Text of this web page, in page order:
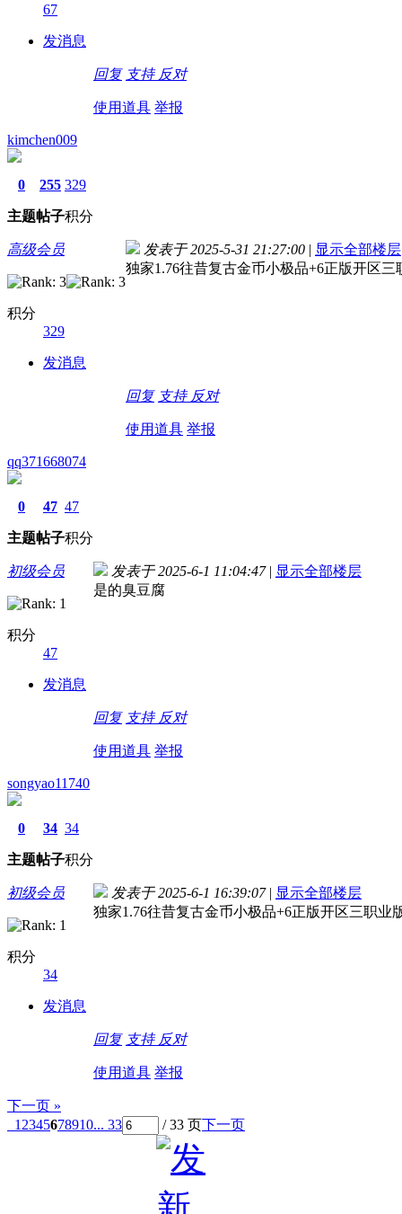
67
发消息
回复 支持 反对
使用道具 举报
kimchen009
0
主题
255
帖子
329
积分
高级会员
积分
329
发消息
发表于 2025-5-31 21:27:00 | 显示全部楼层
独家1.76往昔复古金币小极品+6正版开区三
回复 支持 反对
使用道具 举报
qq371668074
0
主题
47
帖子
47
积分
初级会员
积分
47
发消息
发表于 2025-6-1 11:04:47 | 显示全部楼层
是的臭豆腐
回复 支持 反对
使用道具 举报
songyao11740
0
主题
34
帖子
34
积分
初级会员
积分
34
发消息
发表于 2025-6-1 16:39:07 | 显示全部楼层
独家1.76往昔复古金币小极品+6正版开区三职业
回复 支持 反对
使用道具 举报
下一页 »
1 2345678910... 33 / 33 页下一页